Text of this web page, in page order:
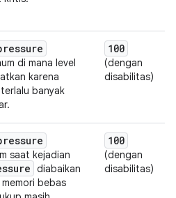
di mana level
karena
banyak
100
(dengan
disabilitas)
saat kejadian
diabaikan
bebas
100
(dengan
disabilitas)